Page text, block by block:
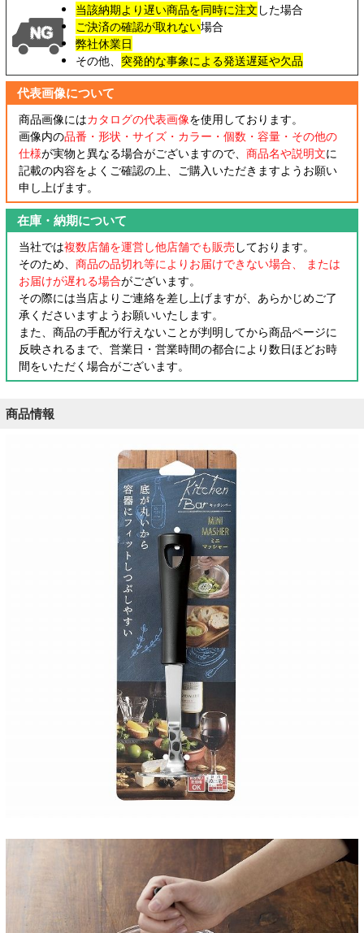
当該納期より遅い商品を同時に注文 した場合
ご決済の確認が取れない場合
弊社休業日
その他、 突発的な事象による発送遅延や欠品
代表画像について
商品画像にはカタログの代表画像を使用しております。
画像内の品番・形状・サイズ・カラー・個数・容量・その他の
仕様が実物と異なる場合がございますので、 商品名や説明文に
記載の内容をよくご確認の上、ご購入いただきますようお願い
申し上げます。
在庫・納期について
当社では複数店舗を運営し他店舗でも販売 しております。
そのため、 商品の品切れ等によりお届けできない場合、 または
お届けが遅れる場合がございます。
その際には当店よりご連絡を差し上げますが、あらかじめご了
承くださいますようお願いいたします。
また、商品の手配が行えないことが判明してから商品ページに
反映されるまで、営業日・営業時間の都合により数日ほどお時
間をいただく場合がございます。
商品情報